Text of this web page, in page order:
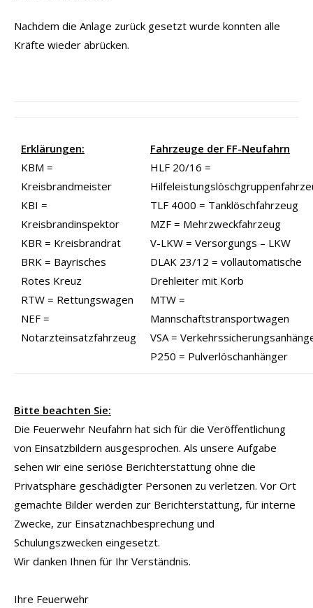
Nachdem die Anlage zurück gesetzt wurde konnten alle
Kräfte wieder abrücken.
Erklärungen:
KBM =
Kreisbrandmeister
KBI =
Kreisbrandinspektor
KBR = Kreisbrandrat
BRK = Bayrisches
Rotes Kreuz
RTW = Rettungswagen
NEF =
Notarzteinsatzfahrzeug
Fahrzeuge der FF-Neufahrn
HLF 20/16 =
TLF 4000 = Tanklöschfahrzeug
MZF = Mehrzweckfahrzeug
V-LKW = Versorgungs – LKW
DLAK 23/12 = vollautomatische
Drehleiter mit Korb
MTW =
Mannschaftstransportwagen
VSA =
P250 = Pulverlöschanhänger
Bitte beachten Sie:
Die Feuerwehr Neufahrn hat sich für die Veröffentlichung
von Einsatzbildern ausgesprochen. Als unsere Aufgabe
sehen wir eine seriöse Berichterstattung ohne die
Privatsphäre geschädigter Personen zu verletzen. Vor Ort
gemachte Bilder werden zur Berichterstattung, für interne
Zwecke, zur Einsatznachbesprechung und
Schulungszwecken eingesetzt.
Wir danken Ihnen für Ihr Verständnis.
Ihre Feuerwehr